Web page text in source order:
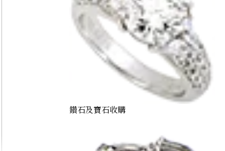
鑽石及寶石收購